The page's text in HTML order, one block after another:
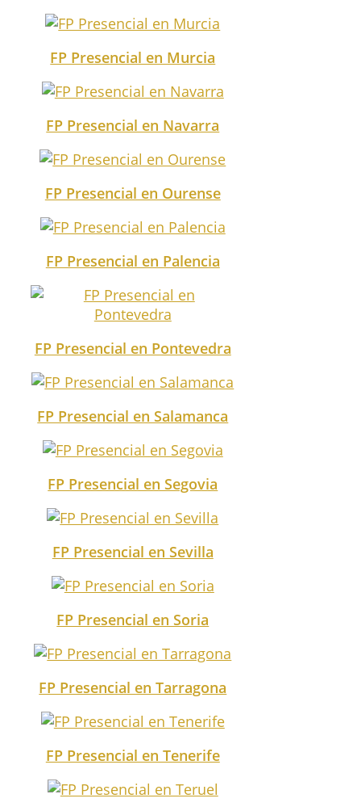
FP Presencial en Murcia
FP Presencial en Navarra
FP Presencial en Ourense
FP Presencial en Palencia
FP Presencial en Pontevedra
FP Presencial en Salamanca
FP Presencial en Segovia
FP Presencial en Sevilla
FP Presencial en Soria
FP Presencial en Tarragona
FP Presencial en Tenerife